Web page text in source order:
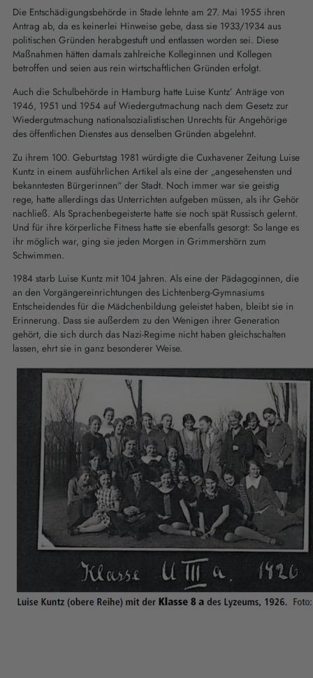
Die Entschädigungsbehörde in Stade lehnte am 27. Mai 1955 ihren
Antrag ab, da es keinerlei Hinweise gebe, dass sie 1933/1934 aus
politischen Gründen herabgestuft und entlassen worden sei. Diese
Maßnahmen hätten damals zahlreiche Kolleginnen und Kollegen
betroffen und seien aus rein wirtschaftlichen Gründen erfolgt.
Auch die Schulbehörde in Hamburg hatte Luise Kuntz’ Anträge von
1946, 1951 und 1954 auf Wiedergutmachung nach dem Gesetz zur
Wiedergutmachung nationalsozialistischen Unrechts für Angehörige
des öffentlichen Dienstes aus denselben Gründen abgelehnt.
Zu ihrem 100. Geburtstag 1981 würdigte die Cuxhavener Zeitung Luise
Kuntz in einem ausführlichen Artikel als eine der „angesehensten und
bekanntesten Bürgerinnen“ der Stadt. Noch immer war sie geistig
rege, hatte allerdings das Unterrichten aufgeben müssen, als ihr Gehör
nachließ. Als Sprachenbegeisterte hatte sie noch spät Russisch gelernt.
Und für ihre körperliche Fitness hatte sie ebenfalls gesorgt: So lange es
ihr möglich war, ging sie jeden Morgen in Grimmershörn zum
Schwimmen.
1984 starb Luise Kuntz mit 104 Jahren. Als eine der Pädagoginnen, die
an den Vorgängereinrichtungen des Lichtenberg-Gymnasiums
Entscheidendes für die Mädchenbildung geleistet haben, bleibt sie in
Erinnerung. Dass sie außerdem zu den Wenigen ihrer Generation
gehört, die sich durch das Nazi-Regime nicht haben gleichschalten
lassen, ehrt sie in ganz besonderer Weise.